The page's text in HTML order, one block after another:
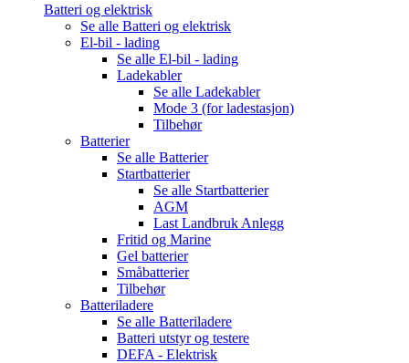
Batteri og elektrisk
Se alle Batteri og elektrisk
El-bil - lading
Se alle El-bil - lading
Ladekabler
Se alle Ladekabler
Mode 3 (for ladestasjon)
Tilbehør
Batterier
Se alle Batterier
Startbatterier
Se alle Startbatterier
AGM
Last Landbruk Anlegg
Fritid og Marine
Gel batterier
Småbatterier
Tilbehør
Batteriladere
Se alle Batteriladere
Batteri utstyr og testere
DEFA - Elektrisk